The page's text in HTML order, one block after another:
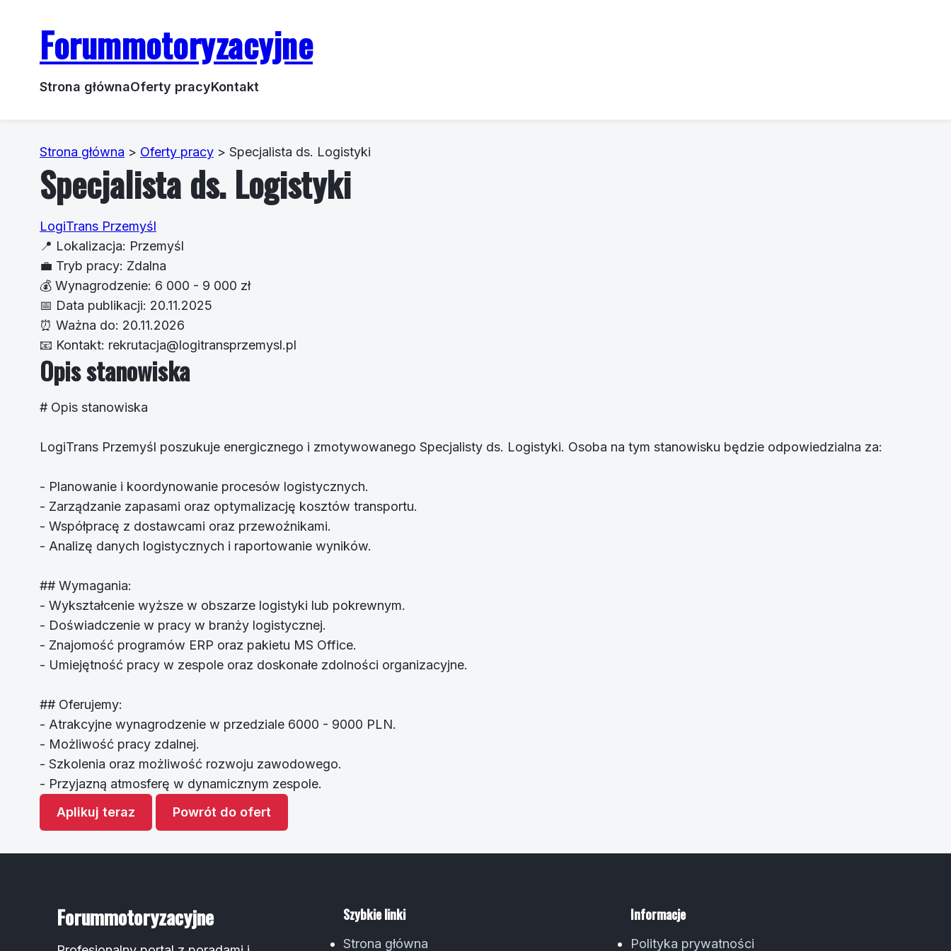
Forummotoryzacyjne
Strona głównaOferty pracyKontakt
Strona główna > Oferty pracy > Specjalista ds. Logistyki
Specjalista ds. Logistyki
LogiTrans Przemyśl
📍 Lokalizacja: Przemyśl
💼 Tryb pracy: Zdalna
💰 Wynagrodzenie: 6 000 - 9 000 zł
📅 Data publikacji: 20.11.2025
⏰ Ważna do: 20.11.2026
📧 Kontakt: rekrutacja@logitransprzemysl.pl
Opis stanowiska
# Opis stanowiska
LogiTrans Przemyśl poszukuje energicznego i zmotywowanego Specjalisty ds. Logistyki. Osoba na tym stanowisku będzie odpowiedzialna za:
- Planowanie i koordynowanie procesów logistycznych.
- Zarządzanie zapasami oraz optymalizację kosztów transportu.
- Współpracę z dostawcami oraz przewoźnikami.
- Analizę danych logistycznych i raportowanie wyników.
## Wymagania:
- Wykształcenie wyższe w obszarze logistyki lub pokrewnym.
- Doświadczenie w pracy w branży logistycznej.
- Znajomość programów ERP oraz pakietu MS Office.
- Umiejętność pracy w zespole oraz doskonałe zdolności organizacyjne.
## Oferujemy:
- Atrakcyjne wynagrodzenie w przedziale 6000 - 9000 PLN.
- Możliwość pracy zdalnej.
- Szkolenia oraz możliwość rozwoju zawodowego.
- Przyjazną atmosferę w dynamicznym zespole.
Aplikuj teraz
Powrót do ofert
Forummotoryzacyjne Szybkie linki
Strona główna
Informacje
Polityka prywatności